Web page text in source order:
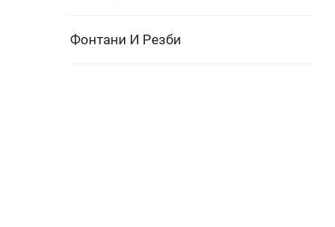
Фонтани И Резби